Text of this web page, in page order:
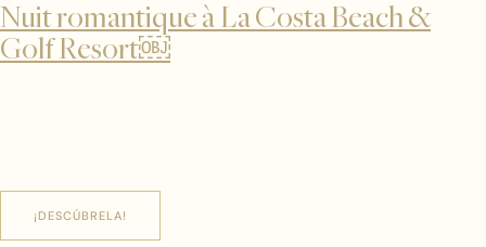
Nuit romantique à La Costa Beach &
Golf Resort￼
¡DESCÚBRELA!